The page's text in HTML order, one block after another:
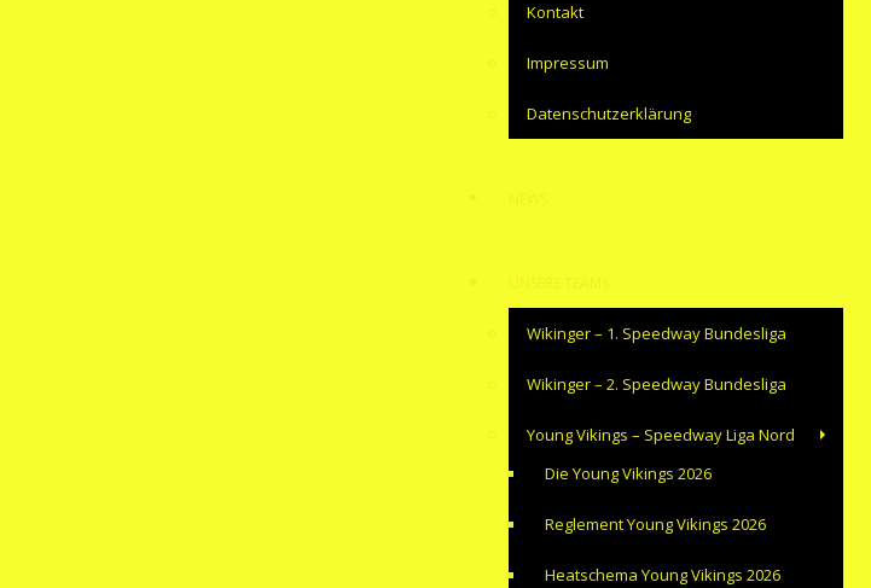
Kontakt
Impressum
Datenschutzerklärung
Wikinger – 1. Speedway Bundesliga
Wikinger – 2. Speedway Bundesliga
Young Vikings – Speedway Liga Nord
Die Young Vikings 2026
Reglement Young Vikings 2026
Heatschema Young Vikings 2026